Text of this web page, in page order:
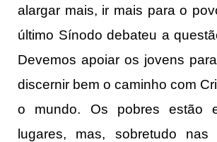
alargar mais, ir mais para o
último Sínodo debateu a
Devemos apoiar os jovens
discernir bem o caminho com
o mundo. Os pobres estão
lugares, mas, sobretudo nas